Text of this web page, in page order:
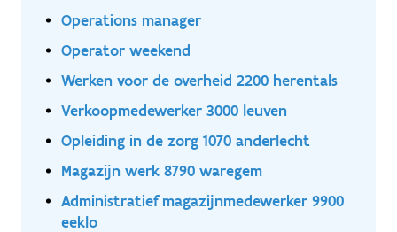
Operations manager
Operator weekend
Werken voor de overheid 2200 herentals
Verkoopmedewerker 3000 leuven
Opleiding in de zorg 1070 anderlecht
Magazijn werk 8790 waregem
Administratief magazijnmedewerker 9900
eeklo